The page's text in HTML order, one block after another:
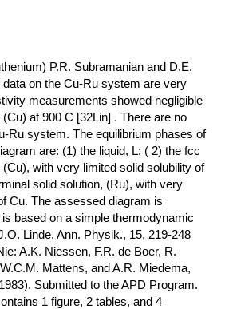
P.R. Subramanian and D.E.
data on the Cu-Ru system are very
measurements showed negligible
at 900 C [32Lin] . There are no
Ru system. The equilibrium phases of
are: (1) the liquid, L; ( 2) the fcc
with very limited solid solubility of
solid solution, (Ru), with very
Cu. The assessed diagram is
based on a simple thermodynamic
Linde, Ann. Physik., 15, 219-248
A.K. Niessen, F.R. de Boer, R.
Mattens, and A.R. Miedema,
Submitted to the APD Program.
1 figure, 2 tables, and 4